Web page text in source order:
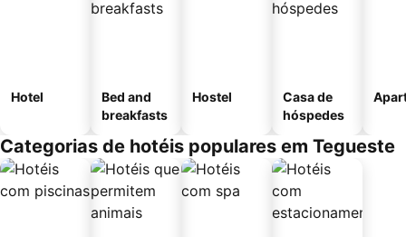
Hotel
Bed and
breakfasts
Hostel
Casa de
hóspedes
Categorias de hotéis populares em Tegueste